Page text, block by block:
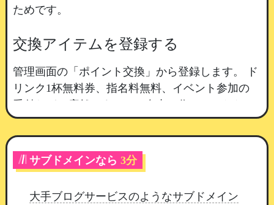
ためです。
交換アイテムを登録する
管理画面の「ポイント交換」から登録します。
ド
リンク1杯無料券、指名料無料、イベント参加の
ます。
1：「交換アイテム追加」を開きます
2 ：アイテム名を入れます。会員のマイペー
3：種別を選びます（次の項目でご説明しま
サブドメインなら 3分
大手ブログサービスのようなサブドメイン